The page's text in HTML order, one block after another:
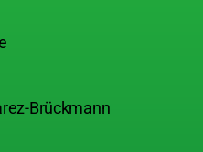
Brückmann